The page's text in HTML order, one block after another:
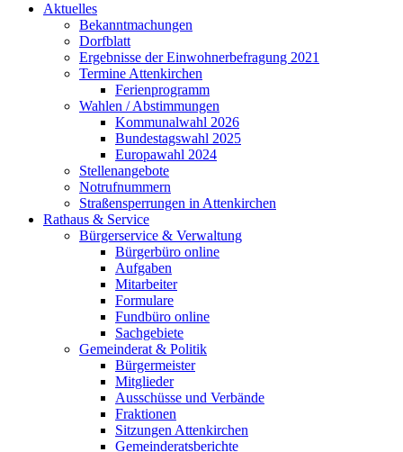
Aktuelles
Bekanntmachungen
Dorfblatt
Ergebnisse der Einwohnerbefragung 2021
Termine Attenkirchen
Ferienprogramm
Wahlen / Abstimmungen
Kommunalwahl 2026
Bundestagswahl 2025
Europawahl 2024
Stellenangebote
Notrufnummern
Straßensperrungen in Attenkirchen
Rathaus & Service
Bürgerservice & Verwaltung
Bürgerbüro online
Aufgaben
Mitarbeiter
Formulare
Fundbüro online
Sachgebiete
Gemeinderat & Politik
Bürgermeister
Mitglieder
Ausschüsse und Verbände
Fraktionen
Sitzungen Attenkirchen
Gemeinderatsberichte